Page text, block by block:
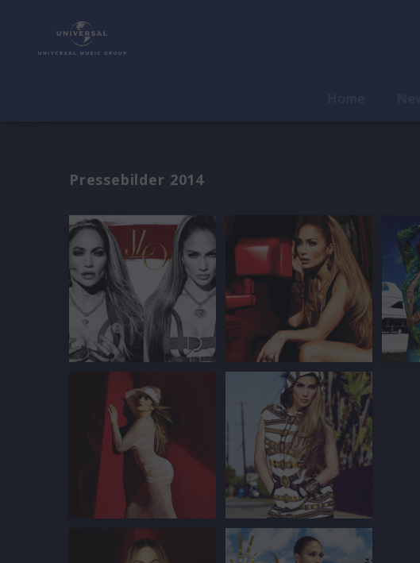
Pressebilder 2014